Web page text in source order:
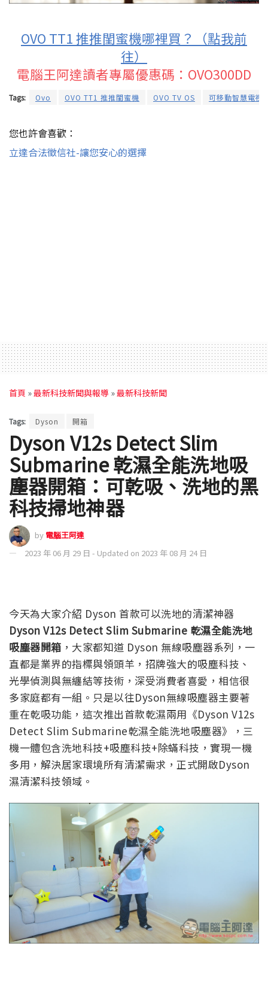
OVO TT1 推推閨蜜機哪裡買？（點我前
往）
電腦王阿達讀者專屬優惠碼：OVO300DD
Tags: Ovo OVO TT1 推推閨蜜機 OVO TV OS 可移動智慧電視
您也許會喜歡：
立達合法徵信社-讓您安心的選擇
首頁 »最新科技新聞與報導 »最新科技新聞
Tags: Dyson 開箱
Dyson V12s Detect Slim
Submarine 乾濕全能洗地吸
塵器開箱：可乾吸、洗地的黑
科技掃地神器
by 電腦王阿達
2023 年 06 月 29 日 - Updated on 2023 年 08 月 24 日
今天為大家介紹 Dyson 首款可以洗地的清潔神器
Dyson V12s Detect Slim Submarine 乾濕全能洗地
吸塵器開箱 ，大家都知道 Dyson 無線吸塵器系列，一
直都是業界的指標與領頭羊，招牌強大的吸塵科技、
光學偵測與無纏結等技術，深受消費者喜愛，相信很
多家庭都有一組。只是以往Dyson無線吸塵器主要著
重在乾吸功能，這次推出首款乾濕兩用《Dyson V12s
Detect Slim Submarine乾濕全能洗地吸塵器》，三
機一體包含洗地科技+吸塵科技+除蟎科技，實現一機
多用，解決居家環境所有清潔需求，正式開啟Dyson
濕清潔科技領域。